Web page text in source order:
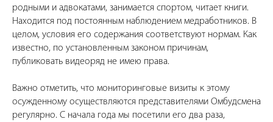
родными и адвокатами, занимается спортом, читает книги.
Находится под постоянным наблюдением медработников. В
целом, условия его содержания соответствуют нормам. Как
известно, по установленным законом причинам,
публиковать видеоряд не имею права.
Важно отметить, что мониторинговые визиты к этому
осужденному осуществляются представителями Омбудсмена
регулярно. С начала года мы посетили его два раза,